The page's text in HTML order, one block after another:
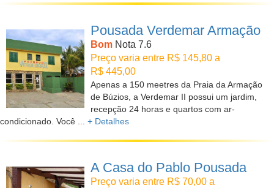
Pousada Verdemar Armação
Bom Nota 7.6
Preço varia entre R$ 145,80 a
R$ 445,00
Apenas a 150 meetres da Praia da Armação
de Búzios, a Verdemar II possui um jardim,
recepção 24 horas e quartos com ar-
condicionado. Você ... + Detalhes
A Casa do Pablo Pousada
Preço varia entre R$ 70,00 a